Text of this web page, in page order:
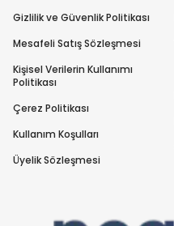
Gizlilik ve Güvenlik Politikası
Mesafeli Satış Sözleşmesi
Kişisel Verilerin Kullanımı
Politikası
Çerez Politikası
Kullanım Koşulları
Üyelik Sözleşmesi